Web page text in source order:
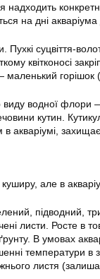
на дні
Пухкі суцвіття-
квітконосі
виду водної
кутин.
але в
підводний,
листи. Росте
В умовах
температури в
листя